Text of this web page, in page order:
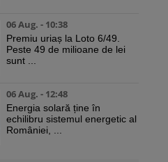
06 Aug. - 10:38
Premiu uriaș la Loto 6/49.
Peste 49 de milioane de lei
sunt ...
06 Aug. - 12:48
Energia solară ține în
echilibru sistemul energetic al
României, ...